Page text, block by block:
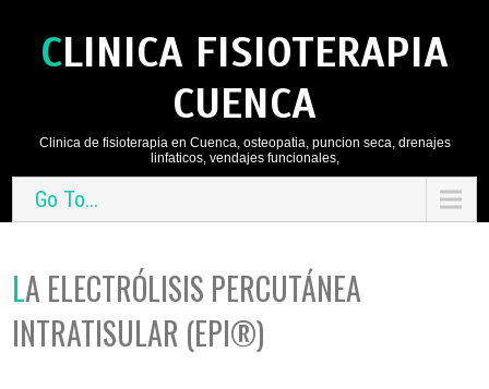
CLINICA FISIOTERAPIA
CUENCA
Clinica de fisioterapia en Cuenca, osteopatia, puncion seca, drenajes
linfaticos, vendajes funcionales,
Go To...
LA ELECTRÓLISIS PERCUTÁNEA
INTRATISULAR (EPI®)